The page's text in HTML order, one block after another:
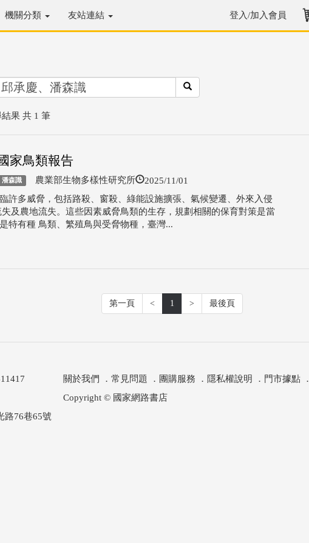
機關分類 友站連結 登入/加入會員
果 共 1 筆
家鳥類報告
潘森識 農業部生物多樣性研究所 2025/11/01
許多威脅，包括路殺、窗殺、綠能設施擴張、氣候變遷、外來入侵
及農地流失。這些因素威脅鳥類的生存，規劃相關的保育對策是當
特有種 鳥類、繁殖鳥與受脅物種，臺灣...
第一頁 < 1 > 最後頁
關於我們 ． 常見問題 ． 團購服務 ． 隱私權說明 ． 門市據點．
Copyright © 國家網路書店
路76巷65號